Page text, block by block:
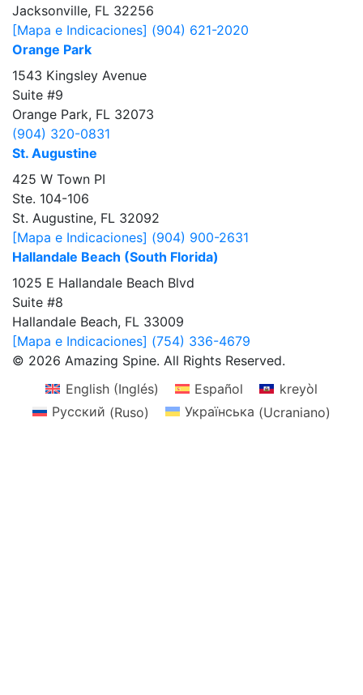
Jacksonville, FL 32256
[Mapa e Indicaciones] (904) 621-2020
Orange Park
1543 Kingsley Avenue
Suite #9
Orange Park, FL 32073
(904) 320-0831
St. Augustine
425 W Town PI
Ste. 104-106
St. Augustine, FL 32092
[Mapa e Indicaciones] (904) 900-2631
Hallandale Beach (South Florida)
1025 E Hallandale Beach Blvd
Suite #8
Hallandale Beach, FL 33009
[Mapa e Indicaciones] (754) 336-4679
© 2026 Amazing Spine. All Rights Reserved.
English(Inglés) Español
kreyòl
Русский (Ruso) Українська (Ucraniano)